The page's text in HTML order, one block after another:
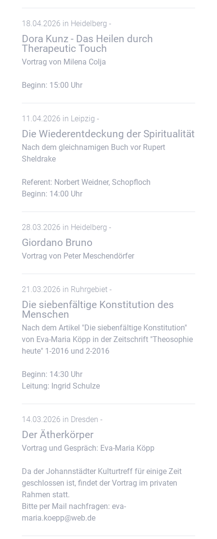
18.04.2026 in Heidelberg -
Dora Kunz - Das Heilen durch
Therapeutic Touch
Vortrag von Milena Colja
Beginn: 15:00 Uhr
11.04.2026 in Leipzig -
Die Wiederentdeckung der Spiritualität
Nach dem gleichnamigen Buch vor Rupert
Sheldrake
Referent: Norbert Weidner, Schopfloch
Beginn: 14:00 Uhr
28.03.2026 in Heidelberg -
Giordano Bruno
Vortrag von Peter Meschendörfer
21.03.2026 in Ruhrgebiet -
Die siebenfältige Konstitution des
Menschen
Nach dem Artikel "Die siebenfältige Konstitution"
von Eva-Maria Köpp in der Zeitschrift "Theosophie
heute" 1-2016 und 2-2016
Beginn: 14:30 Uhr
Leitung: Ingrid Schulze
14.03.2026 in Dresden -
Der Ätherkörper
Vortrag und Gespräch: Eva-Maria Köpp
Da der Johannstädter Kulturtreff für einige Zeit
geschlossen ist, findet der Vortrag im privaten
Rahmen statt.
Bitte per Mail nachfragen: eva-
maria.koepp@web.de